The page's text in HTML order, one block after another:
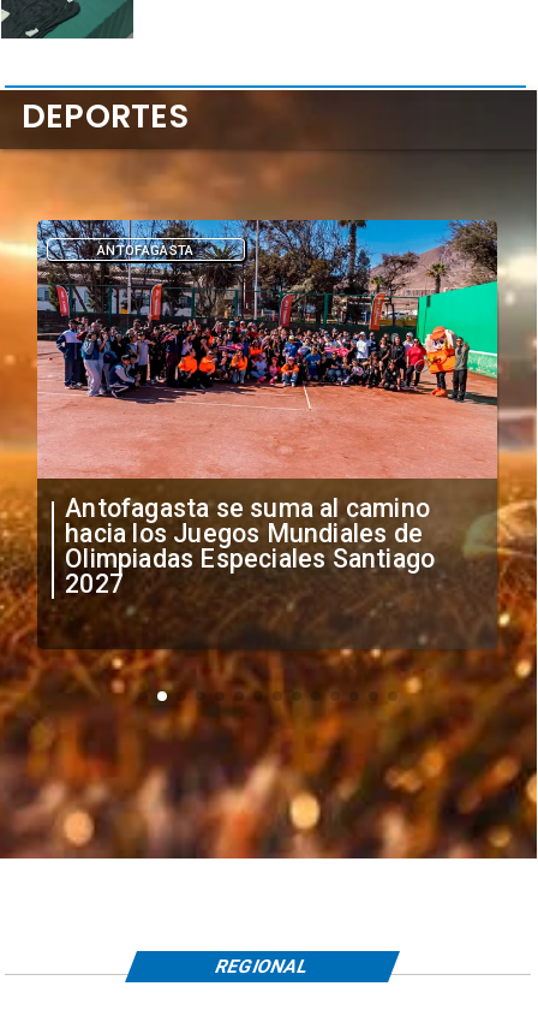
Antofagasta se suma al camino
hacia los Juegos Mundiales de
Olimpiadas Especiales Santiago
2027
ANTOFAGASTA
DEPORTES
REGIONAL